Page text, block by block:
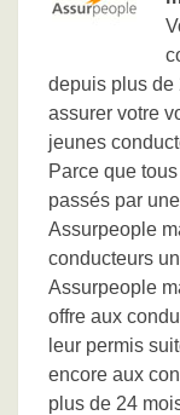
depuis plus de
assurer votre
jeunes
Parce que
passés par
Assurpeople
conducteurs
Assurpeople
offre aux
leur permis
encore aux
plus de 24